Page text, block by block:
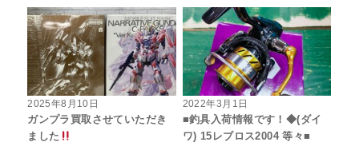
2025年8月10日
ガンプラ買取させていただき
ました
2022年3月1日
■釣具入荷情報です！◆(ダイ
ワ) 15レブロス2004 等々■